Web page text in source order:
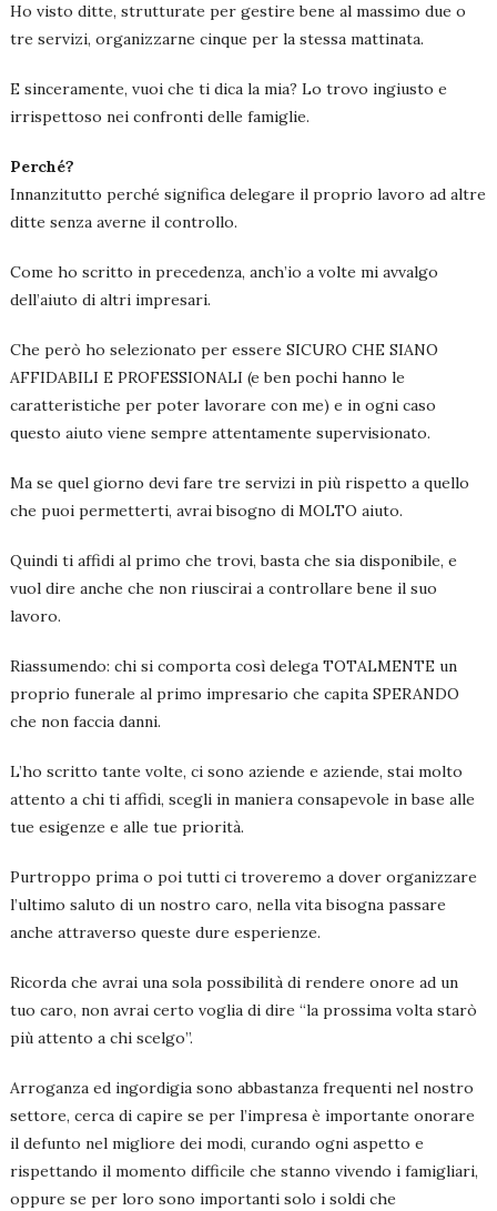
Ho visto ditte, strutturate per gestire bene al massimo due o
tre servizi, organizzarne cinque per la stessa mattinata.
E sinceramente, vuoi che ti dica la mia? Lo trovo ingiusto e
irrispettoso nei confronti delle famiglie.
Perché?
Innanzitutto perché significa delegare il proprio lavoro ad altre
ditte senza averne il controllo.
Come ho scritto in precedenza, anch’io a volte mi avvalgo
dell’aiuto di altri impresari.
Che però ho selezionato per essere SICURO CHE SIANO
AFFIDABILI E PROFESSIONALI (e ben pochi hanno le
caratteristiche per poter lavorare con me) e in ogni caso
questo aiuto viene sempre attentamente supervisionato.
Ma se quel giorno devi fare tre servizi in più rispetto a quello
che puoi permetterti, avrai bisogno di MOLTO aiuto.
Quindi ti affidi al primo che trovi, basta che sia disponibile, e
vuol dire anche che non riuscirai a controllare bene il suo
lavoro.
Riassumendo: chi si comporta così delega TOTALMENTE un
proprio funerale al primo impresario che capita SPERANDO
che non faccia danni.
L’ho scritto tante volte, ci sono aziende e aziende, stai molto
attento a chi ti affidi, scegli in maniera consapevole in base alle
tue esigenze e alle tue priorità.
Purtroppo prima o poi tutti ci troveremo a dover organizzare
l’ultimo saluto di un nostro caro, nella vita bisogna passare
anche attraverso queste dure esperienze.
Ricorda che avrai una sola possibilità di rendere onore ad un
tuo caro, non avrai certo voglia di dire “la prossima volta starò
più attento a chi scelgo”.
Arroganza ed ingordigia sono abbastanza frequenti nel nostro
settore, cerca di capire se per l’impresa è importante onorare
il defunto nel migliore dei modi, curando ogni aspetto e
rispettando il momento difficile che stanno vivendo i famigliari,
oppure se per loro sono importanti solo i soldi che